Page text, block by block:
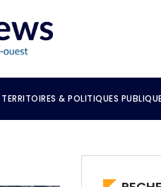
TERRITOIRES & POLITIQUES